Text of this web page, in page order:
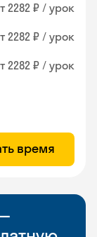
2282 ₽ / урок
2282 ₽ / урок
2282 ₽ / урок
время